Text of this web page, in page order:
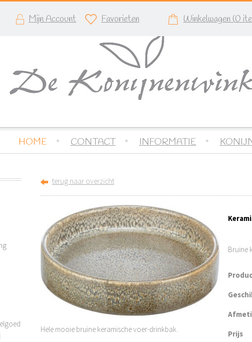
Mijn Account Favorieten Winkelwagen (0
HOME CONTACT INFORMATIE
terug naar overzicht
Bruine
Prijs
Hele mooie bruine keramische voer-drinkbak.